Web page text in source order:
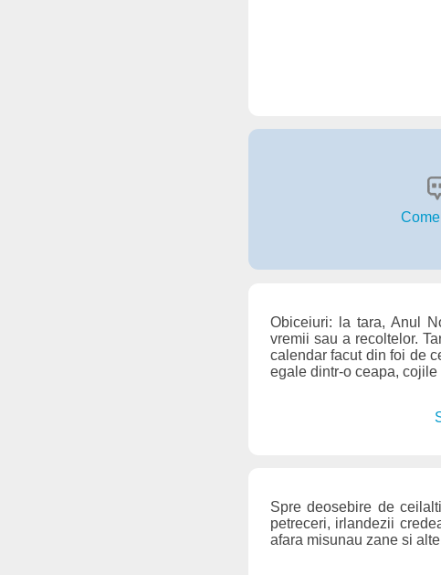
Obiceiuri: la tara, Anul
vremii sau a recoltelor.
calendar facut din foi de
egale dintr-o ceapa,
Spre deosebire de
petreceri, irlandezii
afara misunau zane si